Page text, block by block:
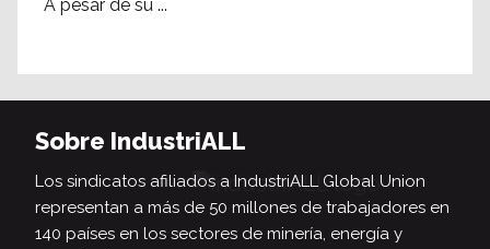
A pesar de su ...
Sobre IndustriALL
Los sindicatos afiliados a IndustriALL Global Union
representan a más de 50 millones de trabajadores en
140 países en los sectores de minería, energía y